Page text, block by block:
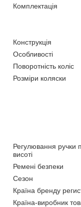
Комплектація
Конструкція
Особливості
Поворотність коліс
Розміри коляски
Регулювання ручки
висоті
Ремені безпеки
Сезон
Країна бренду
Країна-виробник